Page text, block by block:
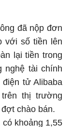
đã nộp đơn
với số tiền lên
lại tiền trong
nghệ tài chính
tử Alibaba
thị trường
chào bán.
khoảng 1,55